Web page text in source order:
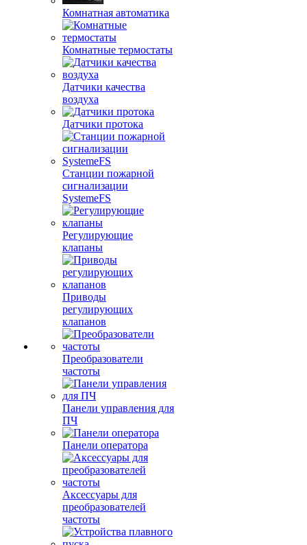
Комнатная автоматика
Комнатные термостаты
Датчики качества
воздуха
Датчики протока
Станции пожарной
сигнализации
SystemeFS
Регулирующие
клапаны
Приводы
регулирующих
клапанов
Преобразователи
частоты
Панели управления для
ПЧ
Панели оператора
Аксессуары для
преобразователей
частоты